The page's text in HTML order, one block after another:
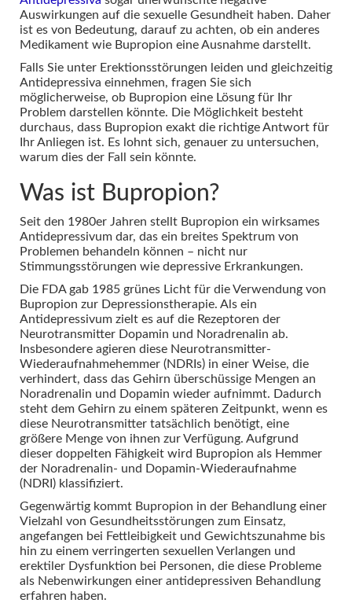
Auswirkungen auf die sexuelle Gesundheit haben. Daher
ist es von Bedeutung, darauf zu achten, ob ein anderes
Medikament wie Bupropion eine Ausnahme darstellt.
Falls Sie unter Erektionsstörungen leiden und gleichzeitig
Antidepressiva einnehmen, fragen Sie sich
möglicherweise, ob Bupropion eine Lösung für Ihr
Problem darstellen könnte. Die Möglichkeit besteht
durchaus, dass Bupropion exakt die richtige Antwort für
Ihr Anliegen ist. Es lohnt sich, genauer zu untersuchen,
warum dies der Fall sein könnte.
Was ist Bupropion?
Seit den 1980er Jahren stellt Bupropion ein wirksames
Antidepressivum dar, das ein breites Spektrum von
Problemen behandeln können – nicht nur
Stimmungsstörungen wie depressive Erkrankungen.
Die FDA gab 1985 grünes Licht für die Verwendung von
Bupropion zur Depressionstherapie. Als ein
Antidepressivum zielt es auf die Rezeptoren der
Neurotransmitter Dopamin und Noradrenalin ab.
Insbesondere agieren diese Neurotransmitter-
Wiederaufnahmehemmer (NDRIs) in einer Weise, die
verhindert, dass das Gehirn überschüssige Mengen an
Noradrenalin und Dopamin wieder aufnimmt. Dadurch
steht dem Gehirn zu einem späteren Zeitpunkt, wenn es
diese Neurotransmitter tatsächlich benötigt, eine
größere Menge von ihnen zur Verfügung. Aufgrund
dieser doppelten Fähigkeit wird Bupropion als Hemmer
der Noradrenalin- und Dopamin-Wiederaufnahme
(NDRI) klassifiziert.
Gegenwärtig kommt Bupropion in der Behandlung einer
Vielzahl von Gesundheitsstörungen zum Einsatz,
angefangen bei Fettleibigkeit und Gewichtszunahme bis
hin zu einem verringerten sexuellen Verlangen und
erektiler Dysfunktion bei Personen, die diese Probleme
als Nebenwirkungen einer antidepressiven Behandlung
erfahren haben.